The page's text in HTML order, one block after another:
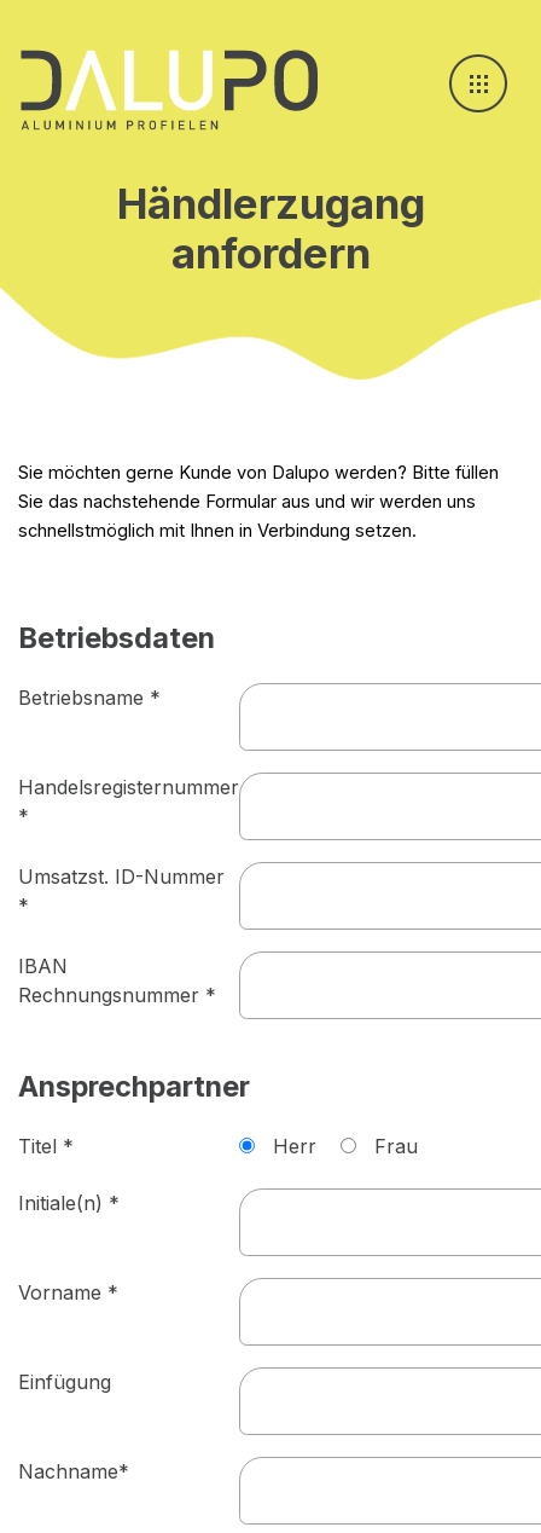
Händlerzugang
anfordern
Sie möchten gerne Kunde von Dalupo werden? Bitte füllen
Sie das nachstehende Formular aus und wir werden uns
schnellstmöglich mit Ihnen in Verbindung setzen.
Betriebsdaten
Betriebsname *
Handelsregisternummer
*
Umsatzst. ID-Nummer
*
IBAN
Rechnungsnummer *
Ansprechpartner
Titel * Herr Frau
Initiale(n) *
Vorname *
Einfügung
Nachname*